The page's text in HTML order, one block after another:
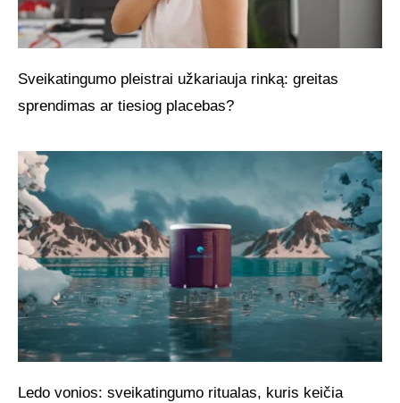
Sveikatingumo pleistrai užkariauja rinką: greitas
sprendimas ar tiesiog placebas?
Ledo vonios: sveikatingumo ritualas, kuris keičia